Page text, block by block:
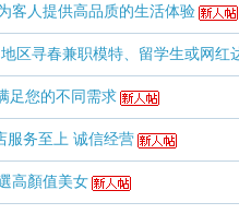
客人提供高品质的生活体验
区寻春兼职模特、留学生或网红
足您的不同需求
服务至上 诚信经营
高顏值美女